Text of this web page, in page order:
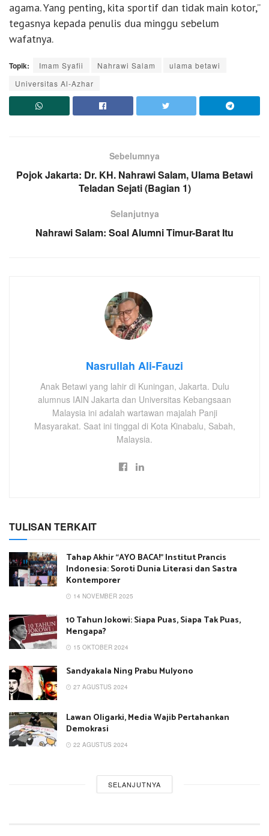
agama. Yang penting, kita sportif dan tidak main kotor,”
tegasnya kepada penulis dua minggu sebelum
wafatnya.
Topik: Imam Syafii Nahrawi Salam
ulama betawi
Universitas Al-Azhar
Sebelumnya
Pojok Jakarta: Dr. KH. Nahrawi Salam, Ulama Betawi
Teladan Sejati (Bagian 1)
Selanjutnya
Nahrawi Salam: Soal Alumni Timur-Barat Itu
Nasrullah Ali-Fauzi
Anak Betawi yang lahir di Kuningan, Jakarta. Dulu
alumnus IAIN Jakarta dan Universitas Kebangsaan
Malaysia ini adalah wartawan majalah Panji
Masyarakat. Saat ini tinggal di Kota Kinabalu, Sabah,
Malaysia.
TULISAN TERKAIT
Tahap Akhir “AYO BACA!” Institut Prancis
Indonesia: Soroti Dunia Literasi dan Sastra
Kontemporer
14 NOVEMBER 2025
10 Tahun Jokowi: Siapa Puas, Siapa Tak Puas,
Mengapa?
15 OKTOBER 2024
Sandyakala Ning Prabu Mulyono
27 AGUSTUS 2024
Lawan Oligarki, Media Wajib Pertahankan
Demokrasi
22 AGUSTUS 2024
SELANJUTNYA